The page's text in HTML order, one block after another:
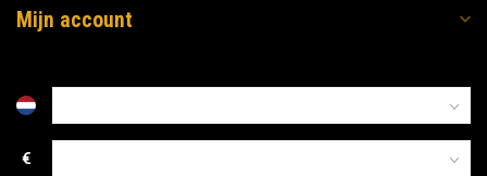
Mijn account
€